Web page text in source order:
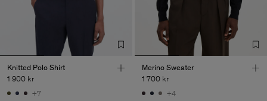
Knitted Polo Shirt
1 900 kr
+7
Merino Sweater
1 700 kr
+4